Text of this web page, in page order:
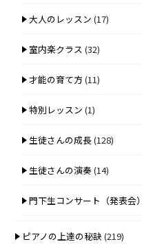
大人のレッスン (17)
室内楽クラス (32)
才能の育て方 (11)
特別レッスン (1)
生徒さんの成長(128)
生徒さんの演奏(14)
門下生コンサート（発表会）
ピアノの上達の秘訣 (219)